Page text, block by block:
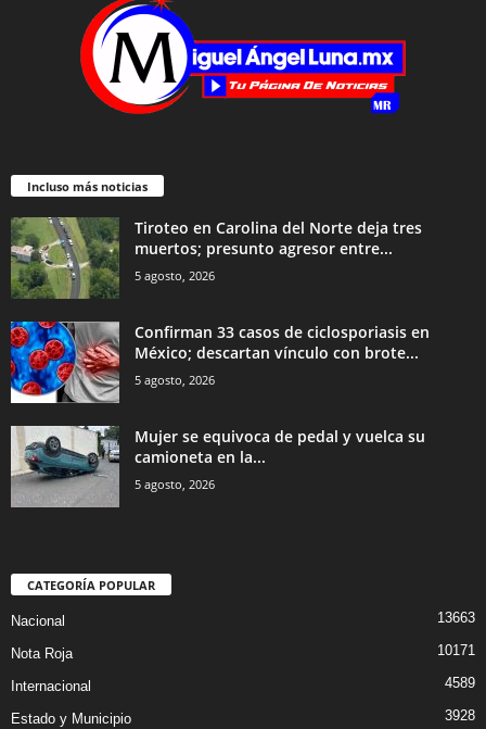
Incluso más noticias
Tiroteo en Carolina del Norte deja tres
muertos; presunto agresor entre...
5 agosto, 2026
Confirman 33 casos de ciclosporiasis en
México; descartan vínculo con brote...
5 agosto, 2026
Mujer se equivoca de pedal y vuelca su
camioneta en la...
5 agosto, 2026
CATEGORÍA POPULAR
Nacional 13663
Nota Roja 10171
Internacional 4589
Estado y Municipio 3928